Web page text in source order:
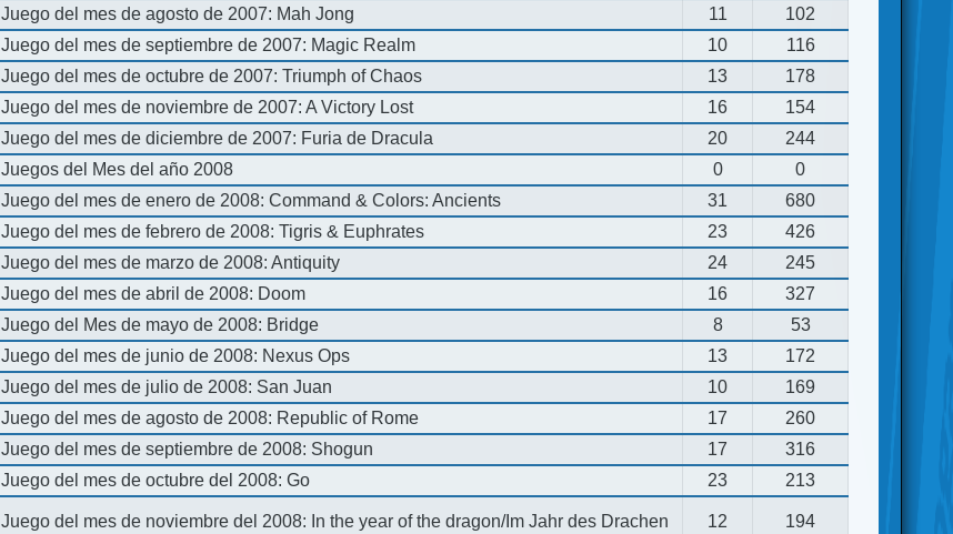
Juego del mes de agosto de 2007: Mah Jong 11
102
Juego del mes de septiembre de 2007: Magic Realm 10
116
Juego del mes de octubre de 2007: Triumph of Chaos 13
178
Juego del mes de noviembre de 2007: A Victory Lost 16
154
Juego del mes de diciembre de 2007: Furia de Dracula 20
244
Juegos del Mes del año 2008 0
0
Juego del mes de enero de 2008: Command & Colors: Ancients 31
680
Juego del mes de febrero de 2008: Tigris & Euphrates 23
426
Juego del mes de marzo de 2008: Antiquity 24
245
Juego del mes de abril de 2008: Doom 16
327
Juego del Mes de mayo de 2008: Bridge 8
53
Juego del mes de junio de 2008: Nexus Ops 13
172
Juego del mes de julio de 2008: San Juan 10
169
Juego del mes de agosto de 2008: Republic of Rome 17
260
Juego del mes de septiembre de 2008: Shogun 17
316
Juego del mes de octubre del 2008: Go 23
213
Juego del mes de noviembre del 2008: In the year of the dragon/Im Jahr des Drachen 12 194